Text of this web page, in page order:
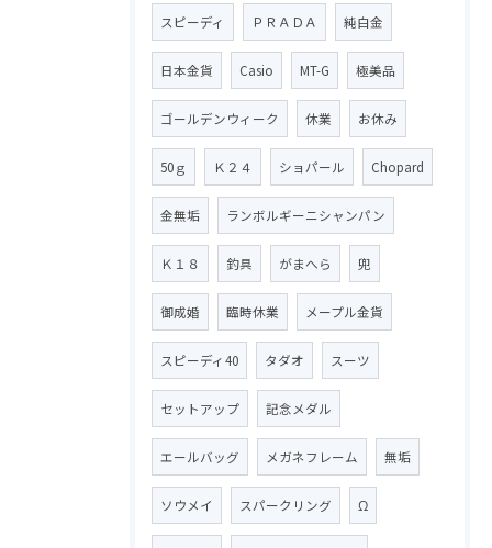
スピーディ ＰＲＡＤＡ 純白金
日本金貨 Casio MT-G 極美品
ゴールデンウィーク 休業 お休み
50ｇ Ｋ２４ ショパール Chopard
金無垢 ランボルギーニシャンパン
Ｋ１８ 釣具 がまへら 兜
御成婚 臨時休業 メープル金貨
スピーディ40 タダオ スーツ
セットアップ 記念メダル
エールバッグ メガネフレーム 無垢
ソウメイ スパークリング Ω